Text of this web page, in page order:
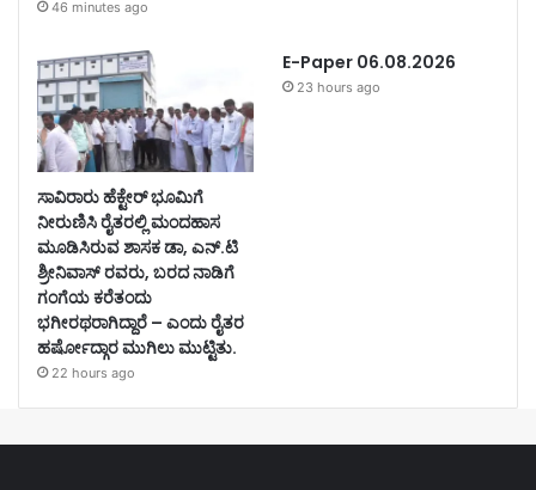
46 minutes ago
ಸಾವಿರಾರು ಹೆಕ್ಟೇರ್ ಭೂಮಿಗೆ
ನೀರುಣಿಸಿ ರೈತರಲ್ಲಿ ಮಂದಹಾಸ
ಮೂಡಿಸಿರುವ ಶಾಸಕ ಡಾ, ಎನ್.ಟಿ
ಶ್ರೀನಿವಾಸ್ ರವರು, ಬರದ ನಾಡಿಗೆ
ಗಂಗೆಯ ಕರೆತಂದು
ಭಗೀರಥರಾಗಿದ್ದಾರೆ – ಎಂದು ರೈತರ
ಹರ್ಷೋದ್ಗಾರ ಮುಗಿಲು ಮುಟ್ಟಿತು.
22 hours ago
E-Paper 06.08.2026
23 hours ago